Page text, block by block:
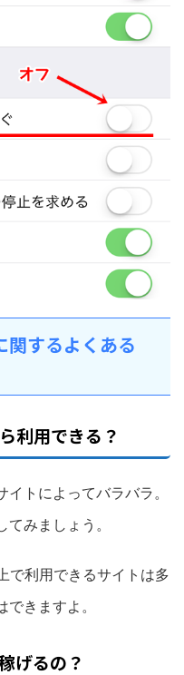
関するよくある
利用できる？
トによってバラバラ。
みましょう。
で利用できるサイトは多
きますよ。
げるの？